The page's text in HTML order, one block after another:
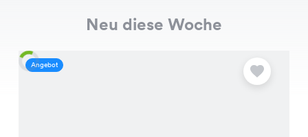
Neu diese Woche
Angebot